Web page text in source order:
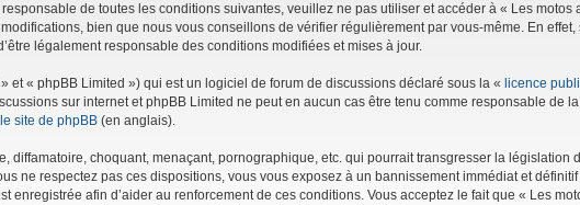
de toutes les conditions suivantes, veuillez ne pas utiliser et accéder à « Les
bien que nous vous conseillons de vérifier régulièrement par vous-même. En
légalement responsable des conditions modifiées et mises à jour.
« phpBB Limited ») qui est un logiciel de forum de discussions déclaré sous la « licence
sur internet et phpBB Limited ne peut en aucun cas être tenu comme responsable de
le site de phpBB (en anglais).
choquant, menaçant, pornographique, etc. qui pourrait transgresser la législation
ne respectez pas ces dispositions, vous vous exposez à un bannissement immédiat et
enregistrée afin d’aider au renforcement de ces conditions. Vous acceptez le fait que « Les